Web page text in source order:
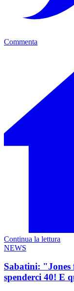
Commenta
Continua la lettura
NEWS
Sabatini: "Jones
spenderci 40! E